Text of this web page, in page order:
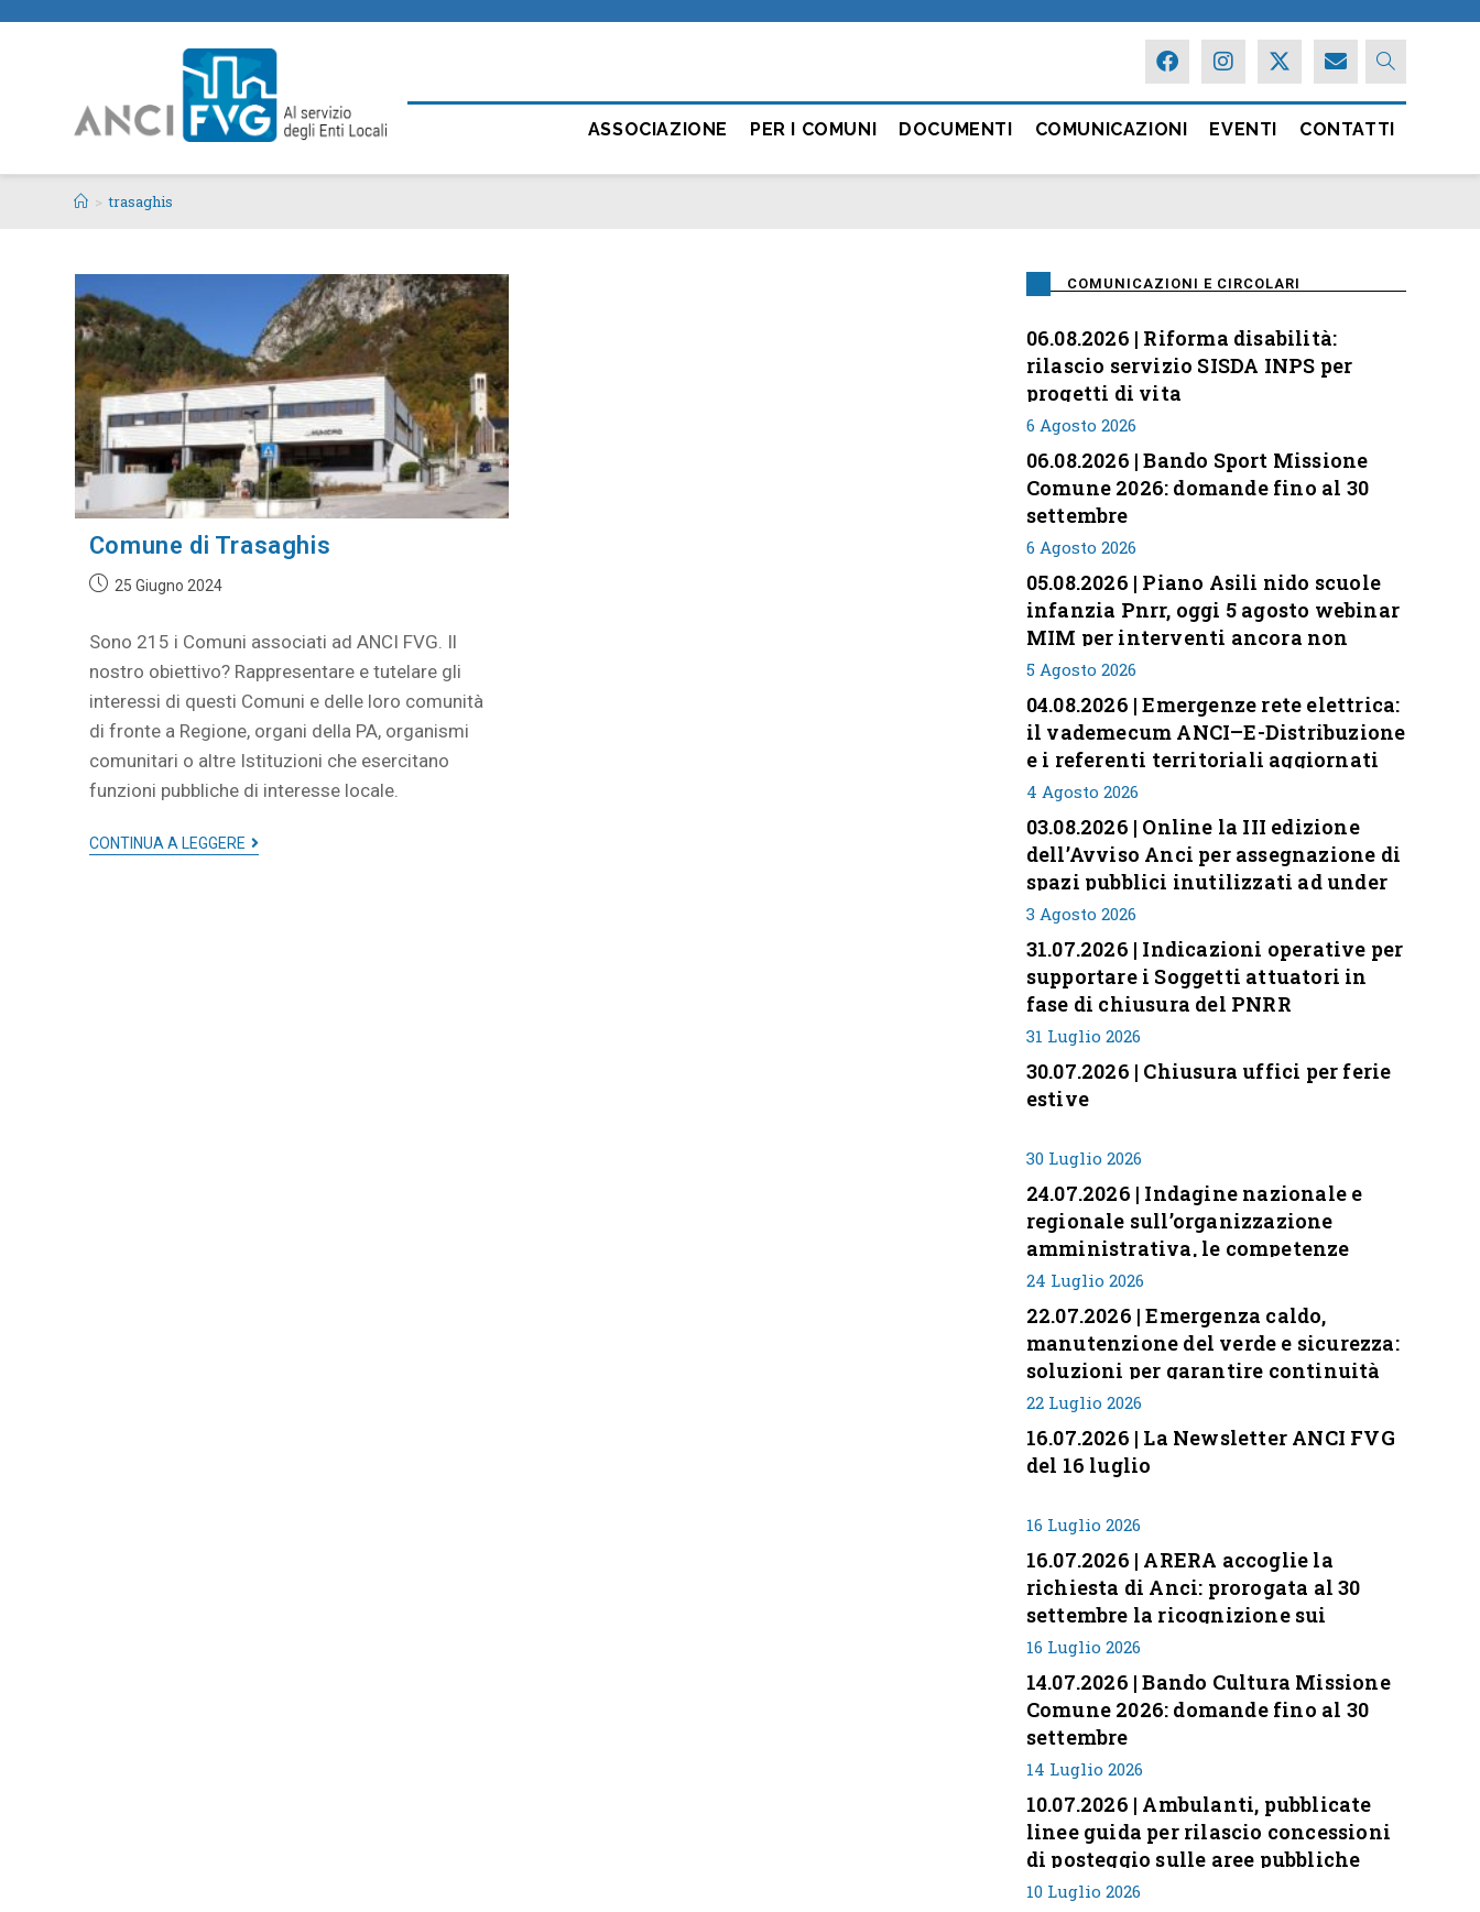
ASSOCIAZIONE PER I COMUNI DOCUMENTI COMUNICAZIONI EVENTI CONTATTI
> trasaghis
Comune di Trasaghis
25 Giugno 2024
Sono 215 i Comuni associati ad ANCI FVG. Il
nostro obiettivo? Rappresentare e tutelare gli
interessi di questi Comuni e delle loro comunità
di fronte a Regione, organi della PA, organismi
comunitari o altre Istituzioni che esercitano
funzioni pubbliche di interesse locale.
CONTINUA A LEGGERE
COMUNICAZIONI E CIRCOLARI
06.08.2026 | Riforma disabilità:
rilascio servizio SISDA INPS per
progetti di vita
6 Agosto 2026
06.08.2026 | Bando Sport Missione
Comune 2026: domande fino al 30
settembre
6 Agosto 2026
05.08.2026 | Piano Asili nido scuole
infanzia Pnrr, oggi 5 agosto webinar
MIM per interventi ancora non
conclusi
5 Agosto 2026
04.08.2026 | Emergenze rete elettrica:
il vademecum ANCI–E-Distribuzione
e i referenti territoriali aggiornati
4 Agosto 2026
03.08.2026 | Online la III edizione
dell’Avviso Anci per assegnazione di
spazi pubblici inutilizzati ad under
35
3 Agosto 2026
31.07.2026 | Indicazioni operative per
supportare i Soggetti attuatori in
fase di chiusura del PNRR
31 Luglio 2026
30.07.2026 | Chiusura uffici per ferie
estive
30 Luglio 2026
24.07.2026 | Indagine nazionale e
regionale sull’organizzazione
amministrativa, le competenze
professionali e i modelli di gestione
nei piccoli Comuni italiani
24 Luglio 2026
22.07.2026 | Emergenza caldo,
manutenzione del verde e sicurezza:
soluzioni per garantire continuità
servizi
22 Luglio 2026
16.07.2026 | La Newsletter ANCI FVG
del 16 luglio
16 Luglio 2026
16.07.2026 | ARERA accoglie la
richiesta di Anci: prorogata al 30
settembre la ricognizione sui
corrispettivi
16 Luglio 2026
14.07.2026 | Bando Cultura Missione
Comune 2026: domande fino al 30
settembre
14 Luglio 2026
10.07.2026 | Ambulanti, pubblicate
linee guida per rilascio concessioni
di posteggio sulle aree pubbliche
10 Luglio 2026